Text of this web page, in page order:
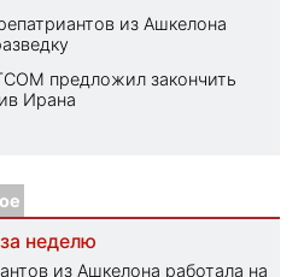
из Ашкелона
предложил закончить
Ирана
неделю
из Ашкелона работала на